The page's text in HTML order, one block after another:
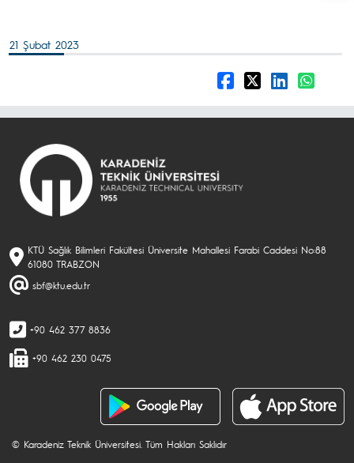
21 Şubat 2023
KTÜ Sağlık Bilimleri Fakültesi Üniversite Mahallesi Farabi Caddesi No:88
61080 TRABZON
sbf@ktu.edu.tr
+90 462 377 8836
+90 462 230 0475
© Karadeniz Teknik Üniversitesi. Tüm Hakları Saklıdır